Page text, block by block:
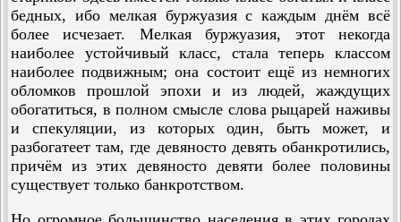
бедных, ибо мелкая буржуазия с каждым днём всё
более исчезает. Мелкая буржуазия, этот некогда
наиболее устойчивый класс, стала теперь классом
наиболее подвижным; она состоит ещё из немногих
обломков прошлой эпохи и из людей, жаждущих
обогатиться, в полном смысле слова рыцарей наживы
и спекуляции, из которых один, быть может, и
разбогатеет там, где девяносто девять обанкротились,
причём из этих девяносто девяти более половины
существует только банкротством.